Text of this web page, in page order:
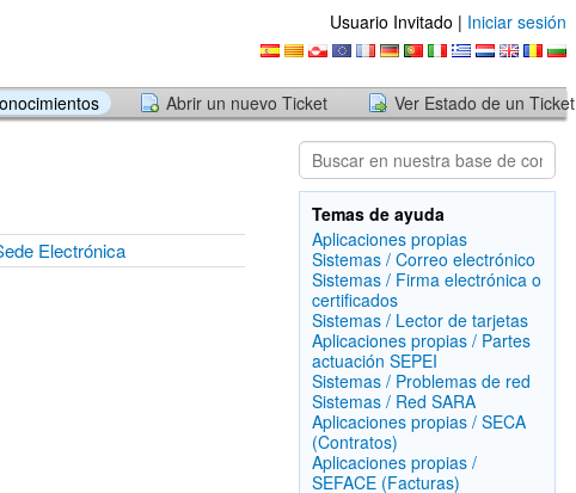
Usuario Invitado | Iniciar sesión
Abrir un nuevo Ticket Ver Estado de un Ticket
Electrónica
Temas de ayuda
Aplicaciones propias
Sistemas / Correo electrónico
Sistemas / Firma electrónica o
certificados
Sistemas / Lector de tarjetas
Aplicaciones propias / Partes
actuación SEPEI
Sistemas / Problemas de red
Sistemas / Red SARA
Aplicaciones propias / SECA
(Contratos)
Aplicaciones propias /
SEFACE (Facturas)